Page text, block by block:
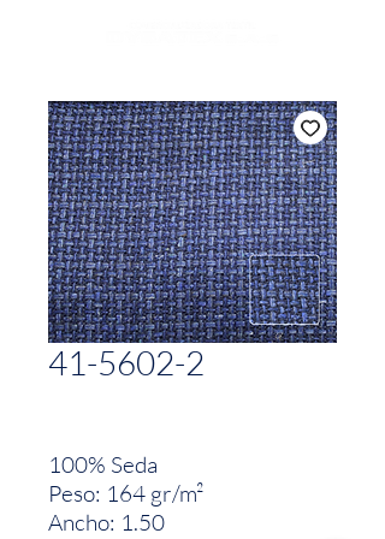
41-5602-2
100% Seda
Peso: 164 gr/m²
Ancho: 1.50